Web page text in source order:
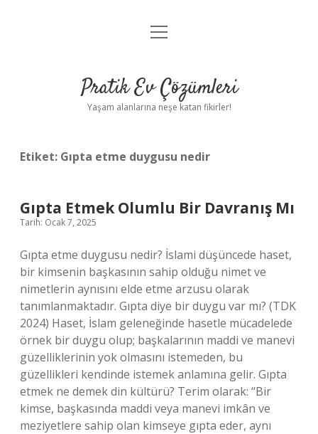
Anasayfa
Yasal Uyarı
menüyü
Pratik Ev Çözümleri
Yaşam alanlarına neşe katan fikirler!
Etiket: Gıpta etme duygusu nedir
Gıpta Etmek Olumlu Bir Davranış Mı
Tarih: Ocak 7, 2025
Gıpta etme duygusu nedir? İslami düşüncede haset,
bir kimsenin başkasının sahip olduğu nimet ve
nimetlerin aynısını elde etme arzusu olarak
tanımlanmaktadır. Gıpta diye bir duygu var mı? (TDK
2024) Haset, İslam geleneğinde hasetle mücadelede
örnek bir duygu olup; başkalarının maddi ve manevi
güzelliklerinin yok olmasını istemeden, bu
güzellikleri kendinde istemek anlamına gelir. Gıpta
etmek ne demek din kültürü? Terim olarak: “Bir
kimse, başkasında maddi veya manevi imkân ve
meziyetlere sahip olan kimseye gıpta eder, aynı